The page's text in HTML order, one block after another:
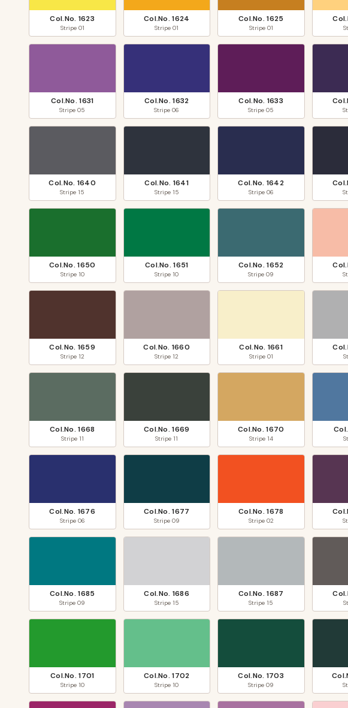
Col.No. 1623
Stripe 01
Col.No.1624
Stripe01
Col.No.1625
Stripe 01
Col.No.1631
Stripe05
Col.No.1632
Stripe06
Col.No. 1633
Stripe05
Col.No. 1640
Stripe 15
Col.No. 1641
Stripe 15
Col.No. 1642
Stripe 06
Col.No.1650
Stripe 10
Col.No.1651
Stripe 10
Col.No.1652
Stripe09
Col.No. 1659
Stripe 12
Col.No. 1660
Stripe 12
Col.No. 1661
Stripe 01
Col.No.1668
Stripe 11
Col.No.1669
Stripe 11
Col.No.1670
Stripe 14
Col.No. 1676
Stripe 06
Col.No.1677
Stripe 09
Col.No.1678
Stripe 02
Col.No.1685
Stripe09
Col.No. 1686
Stripe 15
Col.No.1687
Stripe 15
Col.No.1701
Stripe 10
Col.No.1702
Stripe 10
Col.No. 1703
Stripe09